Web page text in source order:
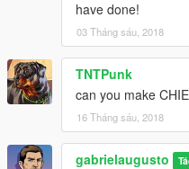
have done!
03 Tháng sáu, 2018
TNTPunk
can you make
16 Tháng sáu, 2018
gabrielaugusto